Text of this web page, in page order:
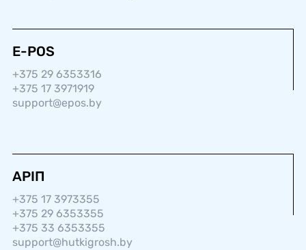
E-POS
+375 29 6353316
+375 17 3971919
support@epos.by
АРІП
+375 17 3973355
+375 29 6353355
+375 33 6353355
support@hutkigrosh.by